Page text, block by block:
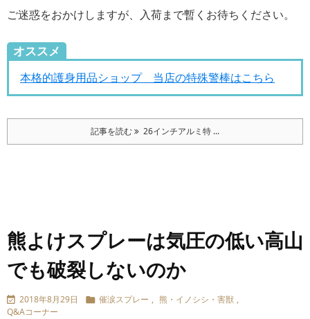
ご迷惑をおかけしますが、入荷まで暫くお待ちください。
オススメ
本格的護身用品ショップ 当店の特殊警棒はこちら
記事を読む 26インチアルミ特 ...
熊よけスプレーは気圧の低い高山
でも破裂しないのか
 2018年8月29日  催涙スプレー , 熊・イノシシ・害獣 ,
Q&Aコーナー